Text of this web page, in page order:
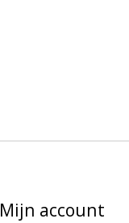
Mijn account